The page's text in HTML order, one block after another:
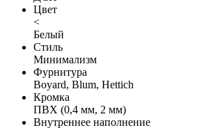
Цвет
<
Белый
Стиль
Минимализм
Фурнитура
Boyard, Blum, Hettich
Кромка
ПВХ (0,4 мм, 2 мм)
Внутреннее наполнение